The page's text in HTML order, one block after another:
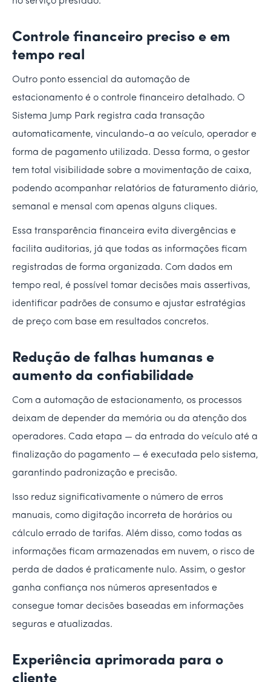
Controle financeiro preciso e em
tempo real
Outro ponto essencial da automação de
estacionamento é o controle financeiro detalhado. O
Sistema Jump Park registra cada transação
automaticamente, vinculando-a ao veículo, operador e
forma de pagamento utilizada. Dessa forma, o gestor
tem total visibilidade sobre a movimentação de caixa,
podendo acompanhar relatórios de faturamento diário,
semanal e mensal com apenas alguns cliques.
Essa transparência financeira evita divergências e
facilita auditorias, já que todas as informações ficam
registradas de forma organizada. Com dados em
tempo real, é possível tomar decisões mais assertivas,
identificar padrões de consumo e ajustar estratégias
de preço com base em resultados concretos.
Redução de falhas humanas e
aumento da confiabilidade
Com a automação de estacionamento, os processos
deixam de depender da memória ou da atenção dos
operadores. Cada etapa — da entrada do veículo até a
finalização do pagamento — é executada pelo sistema,
garantindo padronização e precisão.
Isso reduz significativamente o número de erros
manuais, como digitação incorreta de horários ou
cálculo errado de tarifas. Além disso, como todas as
informações ficam armazenadas em nuvem, o risco de
perda de dados é praticamente nulo. Assim, o gestor
ganha confiança nos números apresentados e
consegue tomar decisões baseadas em informações
seguras e atualizadas.
Experiência aprimorada para o
cliente